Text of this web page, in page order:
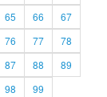
65 66
67
76 77
78
87 88
89
98
99